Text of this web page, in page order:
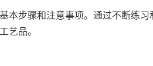
本步骤和注意事项。通过不断练
艺品。